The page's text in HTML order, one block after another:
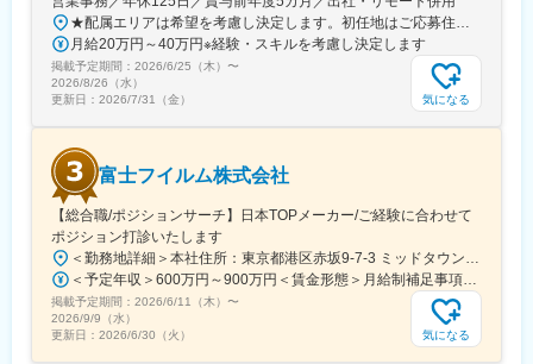
県)、熱田駅、新豊田駅、中村公園駅、岡山駅前駅、自動車学校前
駅、新浜松駅、遠州病院駅、志井公園駅、平和通駅、黒崎駅前
駅、くいな橋駅、九条駅(京都府)、山科駅、四条駅(京都市営)、曽
根田駅、中浜駅、祇園駅(福岡県)、天神南駅、呉服町駅(福岡県)、
鹿児島駅前駅、さくら夙川駅、芦屋川駅、久寿川駅、宝塚南口
駅、鵜沼駅、京成千葉駅、市川真間駅、栗林駅、狸小路駅、山頂
駅(千光寺山)、熊本駅前駅、新水前寺駅前駅、上熊本駅、新宿三丁
目駅、新宿駅(東京メトロ)、都電雑司ケ谷駅、東京駅、高輪ゲート
ウェイ駅、馬喰横山駅、京成関屋駅、築地市場駅、神田駅(東京
都)、立川南駅、新代田駅、稲荷町駅(東京都)、向原駅(東京都)、蓮
沼駅、銀座駅、水道橋駅、芝公園駅、北参道駅、高島町駅、武蔵
溝ノ口駅、馬車道駅、海老江駅、長堀橋駅、なんば駅(南海線)、Ｊ
Ｒ難波駅、大阪城北詰駅、動物園前駅、大阪駅、谷町四丁目駅、
四ツ橋駅、北天下茶屋駅、北浜駅(大阪府)、名鉄名古屋駅、駅前
や先輩社員との同行など、様々な形で学んでいただき、営業担当
者としてご活躍いただける水準を目指します。また導入研修以降
についても、自己啓発や能力開発のための環境が整っています。※
手上げ式研修、自己啓発、英語力向上の機会など
変更の範囲：会社の定める業務
★配属エリアは希望を考慮し決定します。初任地はご応募住所での配属となります。入社後、転勤が伴う異動に関しては、必ず勤務地のご希望も確認した上で決定します。【配属オフィス一覧】■東京都品川区西品川1丁目1-1 大崎ガーデンタワー■愛知県名古屋市中村区名駅南4丁目11-40■京都府京都市伏見区竹田田中宮町103 ■大阪府大阪市中央区本町2丁目6-8 センバ・セントラルビル9F■大阪府箕面市萱野4丁目5-45■広島県広島市安佐南区西原6丁目11-8■福岡県福岡市博多区半道橋2-15-10 SOLAビル★出社とリモートワークを併用しながらの勤務となります。 業務に慣れるまでは、原則出社となります。 慣れてきたら少しずつリモートの日を増やし、最終的には週1～3日ほどの出社となる予定です（目安：～入社6カ月）。※受動喫煙対策：あり
月給20万円～40万円※経験・スキルを考慮し決定します
掲載予定期間： 2026/6/25（木） 〜
2026/8/26（水）
更新日： 2026/7/31（金） 気になる
富士フイルム株式会社
【総合職/ポジションサーチ】日本TOPメーカー/ご経験に合わせて
ポジション打診いたします
＜勤務地詳細＞本社住所：東京都港区赤坂9-7-3 ミッドタウン・ウェスト勤務地最寄駅：東京メトロ日比谷線／都営大江戸線／六本木駅受動喫煙対策：敷地内全面禁煙変更の範囲：会社の定める事業所（リモートワーク含む）
＜予定年収＞600万円～900万円＜賃金形態＞月給制補足事項なし＜賃金内訳＞月額（基本給）：300,000円～500,000円＜月給＞300,000円～500,000円＜昇給有無＞有＜残業手当＞有賃金はあくまでも目安の金額であり、選考を通じて上下する可能性があります。月給(月額)は固定手当を含めた表記です。
掲載予定期間： 2026/6/11（木） 〜
2026/9/9（水）
更新日： 2026/6/30（火） 気になる